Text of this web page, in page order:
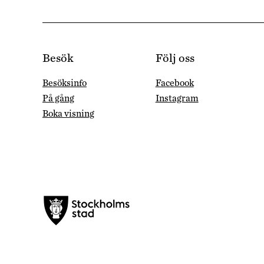
Besök
Besöksinfo
På gång
Boka visning
Följ oss
Facebook
Instagram